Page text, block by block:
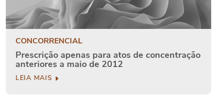
CONCORRENCIAL
Prescrição apenas para atos de concentração
anteriores a maio de 2012
LEIA MAIS